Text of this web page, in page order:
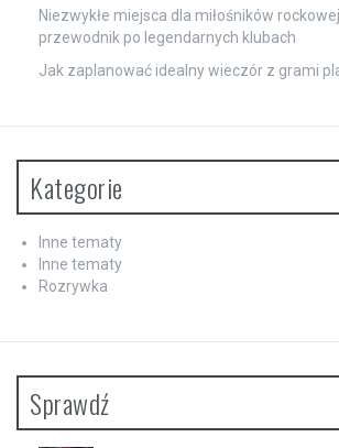
Niezwykłe miejsca dla miłośników
przewodnik po legendarnych klubach
Jak zaplanować idealny wieczór z grami
Kategorie
Inne tematy
Inne tematy
Rozrywka
Sprawdź